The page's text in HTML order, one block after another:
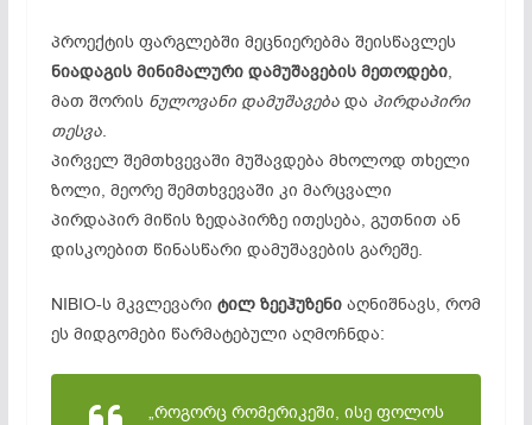
პროექტის ფარგლებში მეცნიერებმა შეისწავლეს
ნიადაგის მინიმალური დამუშავების მეთოდები,
მათ შორის ნულოვანი დამუშავებადა პირდაპირი
თესვა.
პირველ შემთხვევაში მუშავდება მხოლოდ თხელი
ზოლი, მეორე შემთხვევაში კი მარცვალი
პირდაპირ მიწის ზედაპირზე ითესება, გუთნით ან
დისკოებით წინასწარი დამუშავების გარეშე.
NIBIO-ს მკვლევარი ტილ ზეეჰუზენიაღნიშნავს, რომ
ეს მიდგომები წარმატებული აღმოჩნდა:
„როგორც რომერიკეში, ისე ფოლოს